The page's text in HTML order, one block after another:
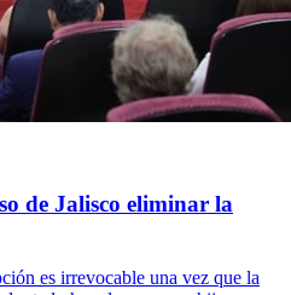
de Jalisco eliminar la
es irrevocable una vez que la